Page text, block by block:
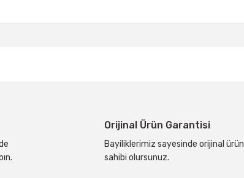
Orijinal Ürün Garantisi
Bayiliklerimiz sayesinde orijinal ürün
sahibi olursunuz.